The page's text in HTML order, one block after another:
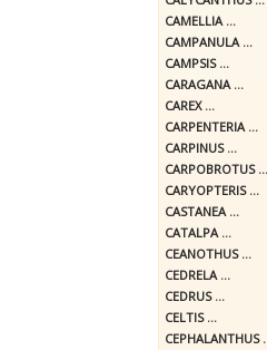
CAMELLIA ...
CAMPANULA ...
CAMPSIS ...
CARAGANA ...
CAREX ...
CARPENTERIA ...
CARPINUS ...
CARPOBROTUS ...
CARYOPTERIS ...
CASTANEA ...
CATALPA ...
CEANOTHUS ...
CEDRELA ...
CEDRUS ...
CELTIS ...
CEPHALANTHUS